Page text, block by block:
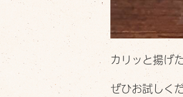
カリッと揚げ
ぜひお試しく